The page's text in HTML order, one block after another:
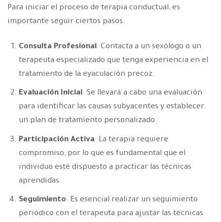
Para iniciar el proceso de terapia conductual, es
importante seguir ciertos pasos:
Consulta Profesional: Contacta a un sexólogo o un
terapeuta especializado que tenga experiencia en el
tratamiento de la eyaculación precoz.
Evaluación Inicial: Se llevará a cabo una evaluación
para identificar las causas subyacentes y establecer
un plan de tratamiento personalizado.
Participación Activa: La terapia requiere
compromiso, por lo que es fundamental que el
individuo esté dispuesto a practicar las técnicas
aprendidas.
Seguimiento: Es esencial realizar un seguimiento
periódico con el terapeuta para ajustar las técnicas